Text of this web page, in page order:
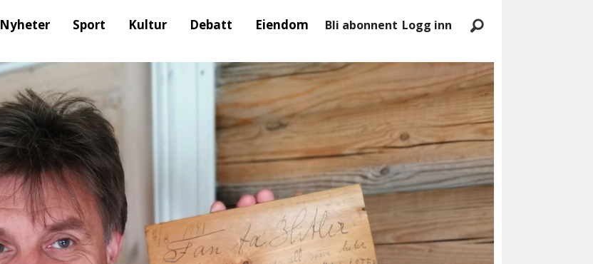
Nyheter Sport Kultur Debatt Eiendom Bli abonnent Logg inn